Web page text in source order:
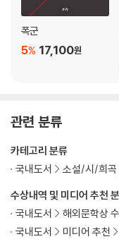
폭군
17,100원
5%
관련 분류
수상내역 및 미디어 추천
국내도서
해외문학상
국내도서
미디어 추천
카테고리 분류
국내도서
소설/시/희곡